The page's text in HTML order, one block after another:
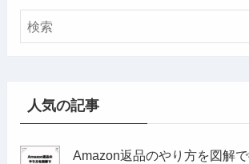
人気の記事
Amazon返品のやり方を図解